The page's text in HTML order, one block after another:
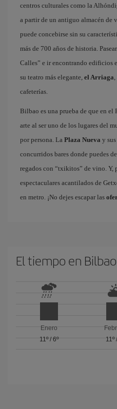
centros culturales como la
a partir de un antiguo almacén de
puede concebirse sin su
más de 700 años de historia.
Calles” e ir encontrando edificios
su teatro más elegante, el Arriaga
cafeterías.
Bilbao es una prueba de que en el
arte al ser uno de los lugares del
por persona. La Plaza Nueva y
concurridos bares donde puedes
regados con “txikitos” de vino. Y,
espectaculares acantilados de
en metro. ¡No dejes escapar las
El tiempo en Bilbao
Enero
11º/ 6º
11º/